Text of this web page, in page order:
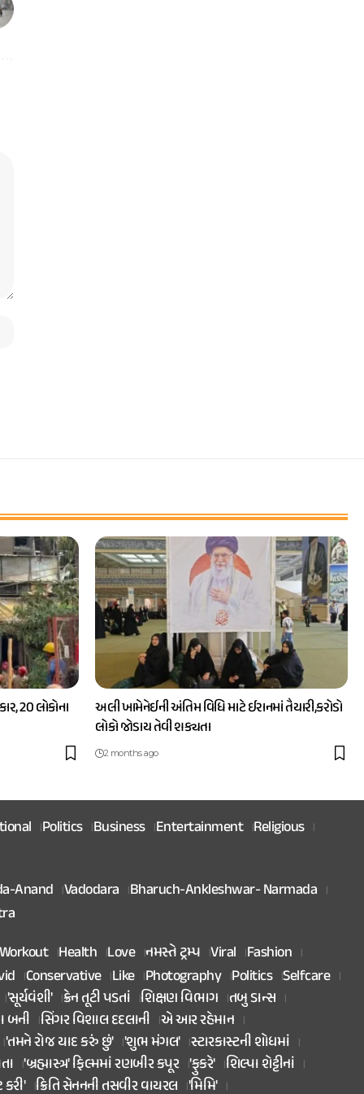
20 લોકોના
અલી ખામેનેઈની અંતિમ વિધિ માટે ઈરાનમાં તૈયારી,કરોડો
લોકો જોડાય તેવી શક્યતા
2 months ago
Politics Business Entertainment Religious
Anand Vadodara Bharuch-Ankleshwar- Narmada
Workout Health Love નમસ્તે ટ્રમ્પ Viral Fashion
Conservative Like Photography Politics Selfcare
'સૂર્યવંશી' ક્રેન તૂટી પડતાં શિક્ષણ વિભાગ તબુ ડાન્સ
બની સિંગર વિશાલ દદલાની એ આર રહેમાન
'તમને રોજ યાદ કરું છું' 'શુભ મંગલ' સ્ટારકાસ્ટની શોધમાં
'બ્રહ્માસ્ત્ર' ફિલ્મમાં રણબીર કપૂર 'ફુકરે' શિલ્પા શેટ્ટીનાં
ક્રિતિ સેનનની તસવીર વાયરલ 'મિમિ'